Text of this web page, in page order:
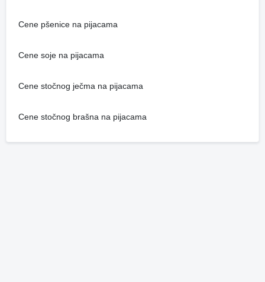
Cene pšenice na pijacama
Cene soje na pijacama
Cene stočnog ječma na pijacama
Cene stočnog brašna na pijacama